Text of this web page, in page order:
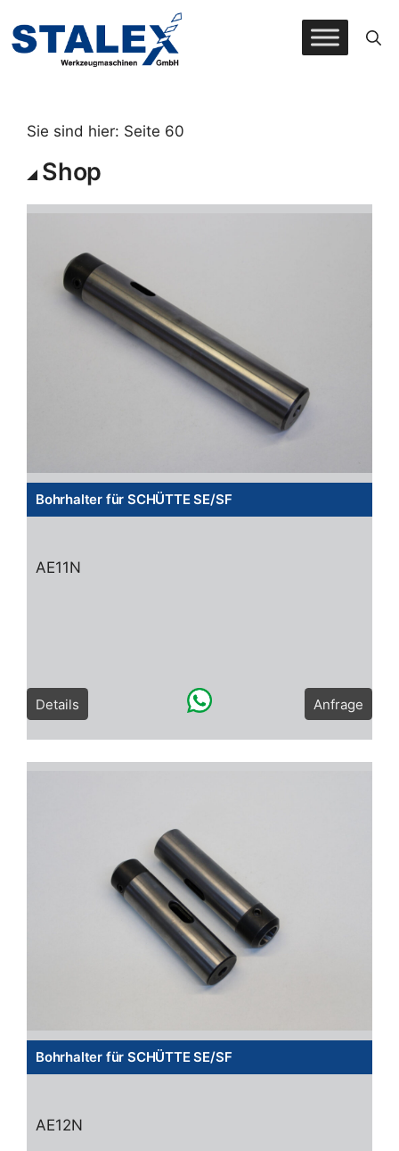
Inhalt
springen
Sie sind hier: Seite 60
Shop
Bohrhalter für SCHÜTTE SE/SF
AE11N
Details Anfrage
Bohrhalter für SCHÜTTE SE/SF
AE12N